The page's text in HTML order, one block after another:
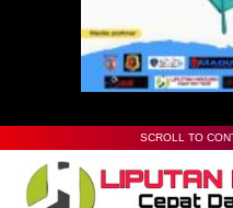
SCROLL TO